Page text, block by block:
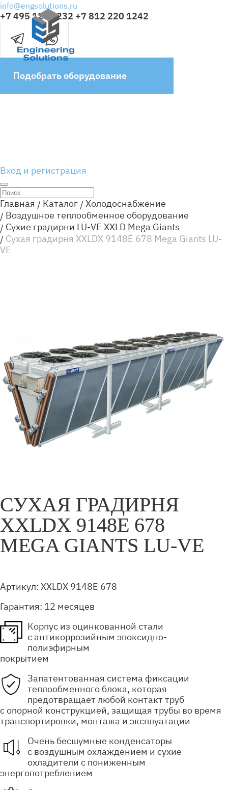
info@engsolutions.ru
+7 495 120 4232 +7 812 220 1242
Подобрать оборудование
Вход и регистрация
Главная Каталог
Холодоснабжение
Воздушное теплообменное оборудование
Сухие градирни LU-VE XXLD Mega Giants
Сухая градирня XXLDX 9148E 678 Mega Giants LU-
VE
СУХАЯ ГРАДИРНЯ
XXLDX 9148E 678
MEGA GIANTS LU-VE
Артикул: XXLDX 9148E 678
Гарантия: 12 месяцев
Корпус из оцинкованной стали
с антикоррозийным эпоксидно-
полиэфирным
покрытием
Запатентованная система фиксации
теплообменного блока, которая
предотвращает любой контакт труб
с опорной конструкцией, защищая трубы во время
транспортировки, монтажа и эксплуатации
Очень бесшумные конденсаторы
с воздушным охлаждением и сухие
охладители с пониженным
энергопотреблением